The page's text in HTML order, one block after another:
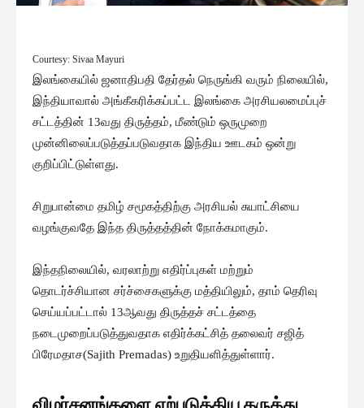
Courtesy: Sivaa Mayuri
இலங்கையில் ஜனாதிபதி தேர்தல் நெருங்கி வரும் நிலையில்,
இந்தியாவால் அங்கீகரிக்கப்பட்ட இலங்கை அரசியலமைப்புச்
சட்டத்தின் 13வது திருத்தம், மீண்டும் ஒருமுறை
முன்னிலைப்படுத்தப்படுவதாக இந்திய ஊடகம் ஒன்று
குறிப்பிட்டுள்ளது.
சிறுபான்மை தமிழ் சமூகத்திற்கு அரசியல் சுயாட்சியை
வழங்குவதே இந்த திருத்தத்தின் நோக்கமாகும்.
இந்தநிலையில், வரலாற்று எதிர்ப்புகள் மற்றும்
தொடர்ச்சியான சர்ச்சைகளுக்கு மத்தியிலும், தாம் தெரிவு
செய்யப்பட்டால் 13ஆவது திருத்தச் சட்டத்தை
நடைமுறைப்படுத்துவதாக எதிர்க்கட்சித் தலைவர் சஜித்
பிரேமதாச(Sajith Premadas) உறுதியளித்துள்ளார்.